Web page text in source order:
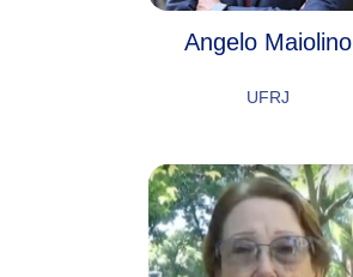
Angelo Maiolino
UFRJ